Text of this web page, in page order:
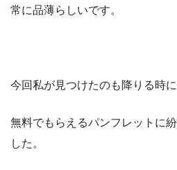
常に品薄らしいです。
今回私が見つけたのも降りる時に
無料でもらえるパンフレットに
した。